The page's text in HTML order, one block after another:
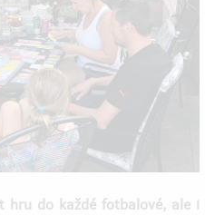
hru do každé fotbalové, ale i